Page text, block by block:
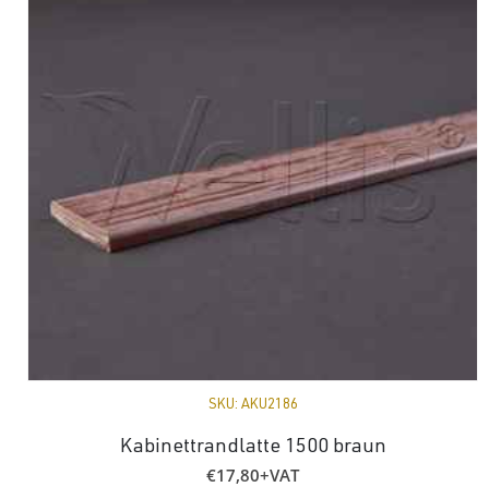
SKU: AKU2186
Kabinettrandlatte 1500 braun
€17,80+VAT